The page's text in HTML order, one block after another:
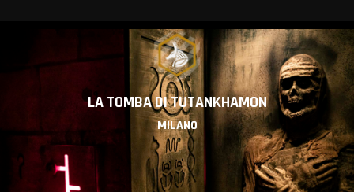
LA TOMBA DI TUTANKHAMON
MILANO